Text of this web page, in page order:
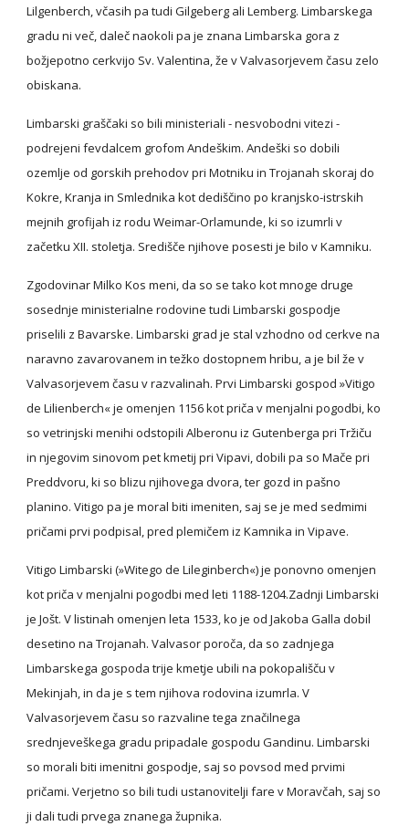
Lilgenberch, včasih pa tudi Gilgeberg ali Lemberg. Limbarskega
gradu ni več, daleč naokoli pa je znana Limbarska gora z
božjepotno cerkvijo Sv. Valentina, že v Valvasorjevem času zelo
obiskana.
Limbarski graščaki so bili ministeriali - nesvobodni vitezi ­-
podrejeni fevdalcem grofom Andeškim. Andeški so dobili
ozemlje od gorskih prehodov pri Motniku in Trojanah skoraj do
Kokre, Kranja in Smlednika kot dediščino po kranjsko-istrskih
mejnih grofijah iz rodu Weimar-Orlamunde, ki so izumrli v
začetku XII. stoletja. Središče njihove posesti je bilo v Kamniku.
Zgodovinar Milko Kos meni, da so se tako kot mnoge druge
sosednje ministerialne rodovine tudi Limbarski gospodje
priselili z Bavarske. Limbarski grad je stal vzhodno od cerkve na
naravno zavarovanem in težko dostopnem hribu, a je bil že v
Valvasorjevem času v razvalinah. Prvi Limbarski gospod »Vitigo
de Lilienberch« je omenjen 1156 kot priča v menjalni pogodbi, ko
so vetrinjski menihi odstopili Alberonu iz Gutenberga pri Tržiču
in njegovim sinovom pet kmetij pri Vipavi, dobili pa so Mače pri
Preddvoru, ki so blizu njihovega dvora, ter gozd in pašno
planino. Vitigo pa je moral biti imeniten, saj se je med sedmimi
pričami prvi podpisal, pred plemičem iz Kamnika in Vipave.
Vitigo Limbarski (»Witego de Lileginberch«) je ponovno omenjen
kot priča v menjalni pogodbi med leti 1188-1204.Zadnji Limbarski
je Jošt. V listinah omenjen leta 1533, ko je od Jakoba Galla dobil
desetino na Trojanah. Valvasor poroča, da so zadnjega
Limbarskega gospoda trije kmetje ubili na pokopališču v
Mekinjah, in da je s tem njihova rodovina izumrla. V
Valvasorjevem času so razvaline tega značilnega
srednjeveškega gradu pripadale gospodu Gandinu. Limbarski
so morali biti imenitni gospodje, saj so povsod med prvimi
pričami. Verjetno so bili tudi ustanovitelji fare v Moravčah, saj so
ji dali tudi prvega znanega župnika.